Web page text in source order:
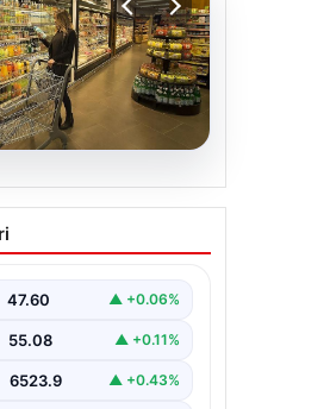
verileri ne
2026
47.60 ▲ +0.06%
55.08 ▲ +0.11%
6523.9 ▲ +0.43%